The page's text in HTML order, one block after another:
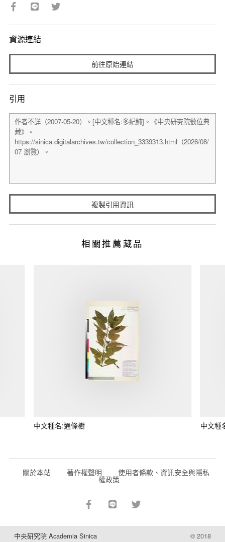
資源連結
前往原始連結
引用
複製引用資訊
相關推薦藏品
中文種名:通條樹 中文種
關於本站 著作權聲明 使用者條款、資訊安全與隱私
權政策
中央研究院 Academia Sinica © 2018